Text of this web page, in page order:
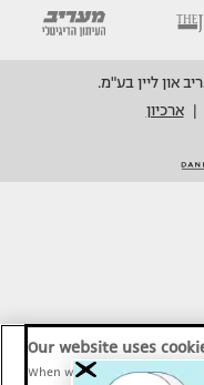
ארכיון
Our website uses
When we provide Maariv, TMI